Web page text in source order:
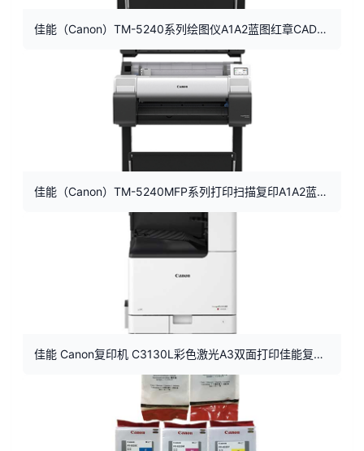
佳能（Canon）TM-5240系列绘图仪A1A2蓝图红章CAD大图打印机
佳能（Canon）TM-5240MFP系列打印扫描复印A1A2蓝图红章CAD大图打印机
佳能 Canon复印机 C3130L彩色激光A3双面打印佳能复合机